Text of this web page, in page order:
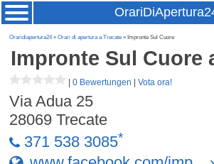
Oraridiapertura24»Orari di apertura a Trecate » Impronte Sul Cuore
Impronte Sul Cuore
|0 Bewertungen |Vota ora!
Via Adua 25
28069 Trecate
371 538 3085*